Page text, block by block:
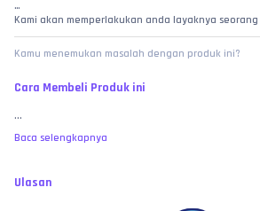
Kami akan memperlakukan anda layaknya seorang
HARGA MURAH
Kamu menemukan masalah dengan produk ini?
Cara Membeli Produk ini
...
Baca selengkapnya
Ulasan